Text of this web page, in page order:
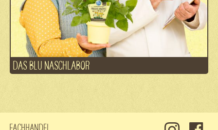
DAS BLU NASCHLABOR
Fachhandel